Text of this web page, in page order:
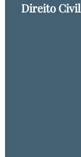
Direito Civil​